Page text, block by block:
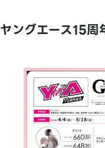
ヤングエース15周